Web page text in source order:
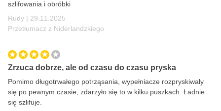
szlifowania i obróbki
Rudy | 29 listopada 2025
29.11.2025
Przetłumacz z Niderlandzkiego
Zrzuca dobrze, ale od czasu do czasu pryska
Pomimo długotrwałego potrząsania, wypełniacze rozpryskiwały
się po pewnym czasie, zdarzyło się to w kilku puszkach. Ładnie
się szlifuje.